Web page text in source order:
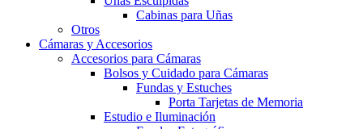
Cabinas para Uñas
Otros
Cámaras y Accesorios
Accesorios para Cámaras
Bolsos y Cuidado para Cámaras
Fundas y Estuches
Porta Tarjetas de Memoria
Estudio e Iluminación